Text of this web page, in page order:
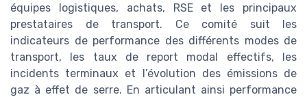
équipes logistiques, achats, RSE et les principaux
prestataires de transport. Ce comité suit les
indicateurs de performance des différents modes de
transport, les taux de report modal effectifs, les
incidents terminaux et l’évolution des émissions de
gaz à effet de serre. En articulant ainsi performance